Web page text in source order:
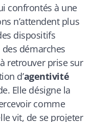
confrontés à une
n’attendent plus
dispositifs
démarches
retrouver prise sur
d’agentivité
Elle désigne la
comme
vit, de se projeter